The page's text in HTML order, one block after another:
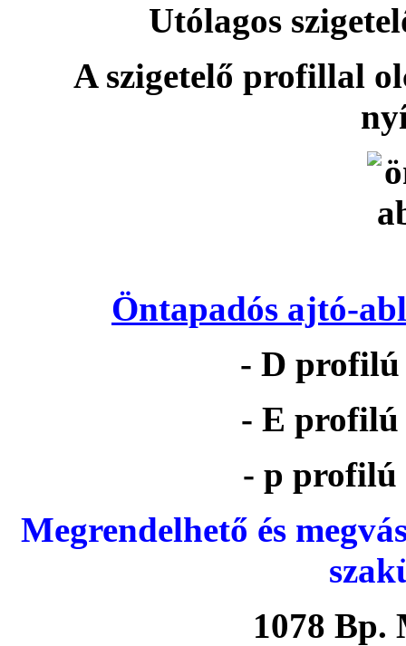
Utólagos
A szigetelő profillal
Öntapadós ajtó-
- D profilú
- E profilú
- p profilú
Megrendelhető és
1078 Bp.